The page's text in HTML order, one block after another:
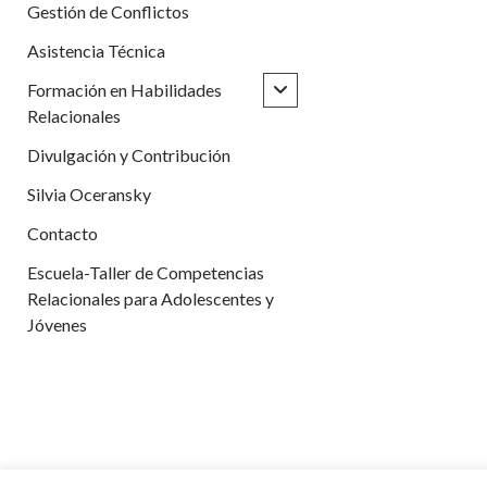
Gestión de Conflictos
Asistencia Técnica
Formación en Habilidades
Relacionales
abrir
menú
Divulgación y Contribución
Silvia Oceransky
Contacto
Escuela-Taller de Competencias
Relacionales para Adolescentes y
Jóvenes